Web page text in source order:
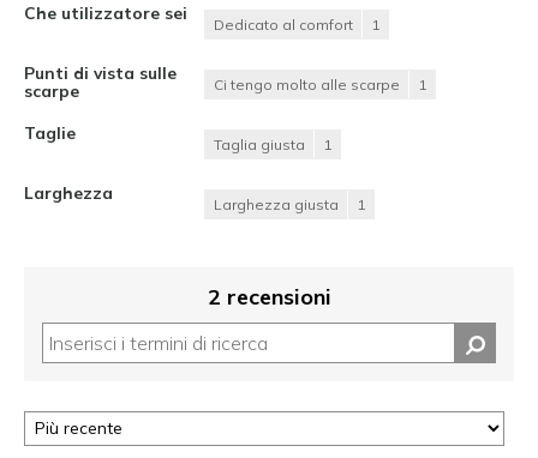
Che utilizzatore sei
Dedicato al comfort 1
Punti di vista sulle
scarpe
Ci tengo molto alle scarpe 1
Taglie
Taglia giusta 1
Larghezza
Larghezza giusta 1
2 recensioni